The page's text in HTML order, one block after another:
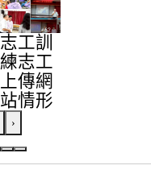
志工訓
練志工
上傳網
站情形
›